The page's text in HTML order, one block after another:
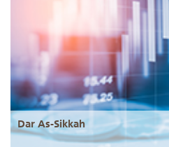
Dar As-Sikkah